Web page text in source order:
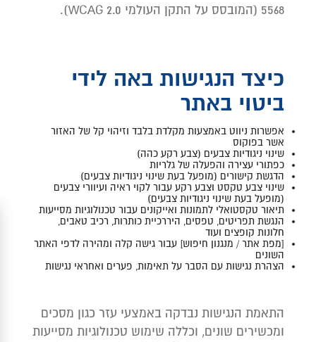
5568 (המובסס על התקן העולמי WCAG 2.0).
כיצד הנגישות באה לידי
ביטוי באתר
אפשרות ניווט באמצעות מקלדת בלבד וזיהוי קל של האזור
אשר בפוקוס
שינוי ניגודיות צבעים (צבע רקע כהה)
כפתורי עצירה והפעלה של גלריות
הדגשת קישורים (מופעל בעת שינוי ניגודיות צבעים)
שינוי צבע טקסט וצבע רקע עבור לקוי ראיה ועיוורי צבעים
(מופעל בעת שינוי ניגודיות צבעים)
תיאור טקסטואלי לתמונות ואייקונים עבור טכנולוגיות מסייעות
הנגשת תפריטים, טפסים, היררכיית כותרות, רכיב טאבים,
חלונות קופצים ועוד
[מפת אתר / מנגנון חיפוש] עבור גישה קלה ומהירה לדפי האתר
השונים
הצהרת נגישות עם הסבר על תאימות, פערים ואחראי נגישות
התאמת הנגישות נבדקה באמצעי עזר כגון מסכים
ומכשירים שונים, וכללה שימוש טכנולוגיות מסייעות